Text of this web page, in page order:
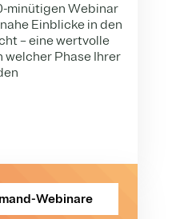
minütigen Webinar
Einblicke in den
– eine wertvolle
welcher Phase Ihrer
Webinare